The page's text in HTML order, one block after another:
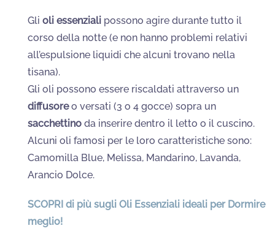
Gli oli essenziali possono agire durante tutto il
corso della notte (e non hanno problemi relativi
all’espulsione liquidi che alcuni trovano nella
tisana).
Gli oli possono essere riscaldati attraverso un
diffusoreo versati (3 o 4 gocce) sopra un
sacchettino da inserire dentro il letto o il cuscino.
Alcuni oli famosi per le loro caratteristiche sono:
Camomilla Blue, Melissa, Mandarino, Lavanda,
Arancio Dolce.
SCOPRI di più sugli Oli Essenziali ideali per Dormire
meglio!